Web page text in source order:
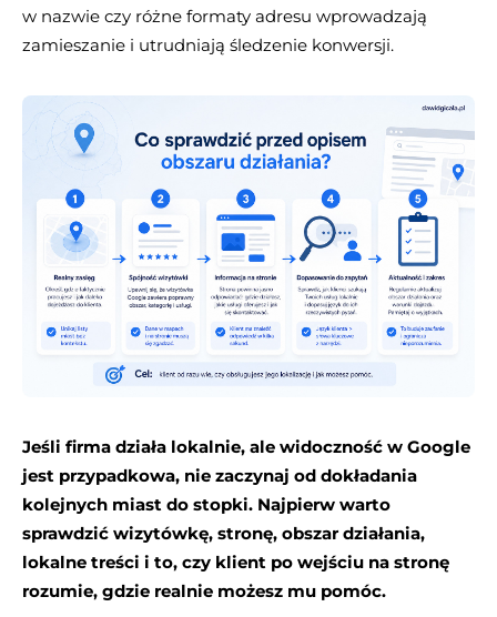
w nazwie czy różne formaty adresu wprowadzają
zamieszanie i utrudniają śledzenie konwersji.
Jeśli firma działa lokalnie, ale widoczność w Google
jest przypadkowa, nie zaczynaj od dokładania
kolejnych miast do stopki. Najpierw warto
sprawdzić wizytówkę, stronę, obszar działania,
lokalne treści i to, czy klient po wejściu na stronę
rozumie, gdzie realnie możesz mu pomóc.